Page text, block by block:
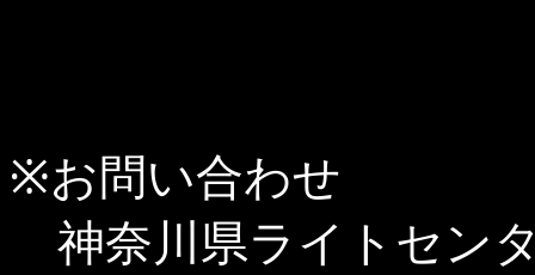
※お問い合わせ
神奈川県ライトセ